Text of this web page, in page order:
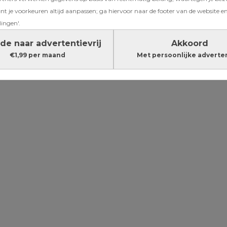
je voorkeuren altijd aanpassen; ga hiervoor naar de footer van de website
naar advertentievrij
€1,99 per maand
Akkoord
Met persoonlijke
op: wat